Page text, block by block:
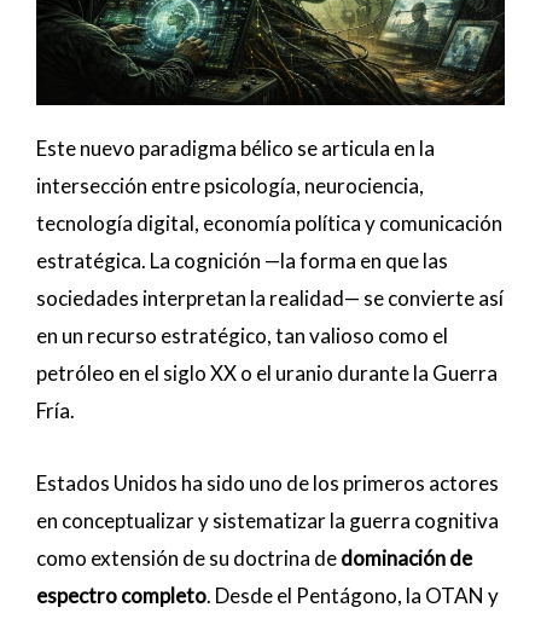
Este nuevo paradigma bélico se articula en la
intersección entre psicología, neurociencia,
tecnología digital, economía política y comunicación
estratégica. La cognición —la forma en que las
sociedades interpretan la realidad— se convierte así
en un recurso estratégico, tan valioso como el
petróleo en el siglo XX o el uranio durante la Guerra
Fría.
Estados Unidos ha sido uno de los primeros actores
en conceptualizar y sistematizar la guerra cognitiva
como extensión de su doctrina dedominación de
espectro completo. Desde el Pentágono, la OTAN y